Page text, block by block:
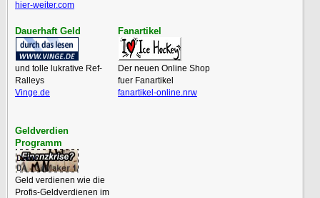
hier-weiter.com
Dauerhaft Geld
und tolle lukrative Ref-
Ralleys
Vinge.de
Fanartikel
Der neuen Online Shop
fuer Fanartikel
fanartikel-online.nrw
Geldverdien
Programm
Geld verdienen wie die
Profis-Geldverdienen im